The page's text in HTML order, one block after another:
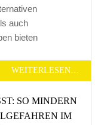
auch
bieten
WEITERLESEN…
SO MINDERN
IM